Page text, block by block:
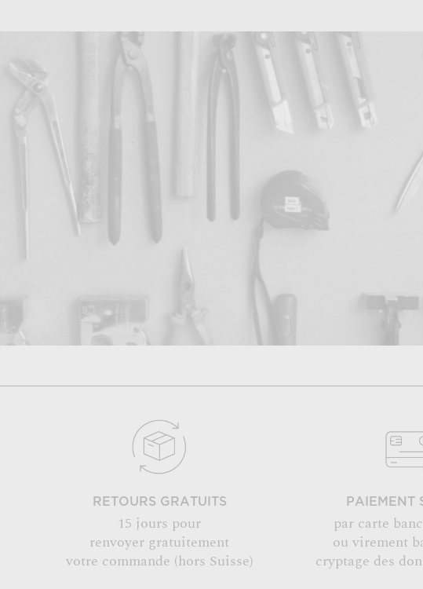
RETOURS GRATUITS
15 jours pour
renvoyer gratuitement
votre commande (hors Suisse)
PAIEMENT
par carte
ou virement
cryptage des